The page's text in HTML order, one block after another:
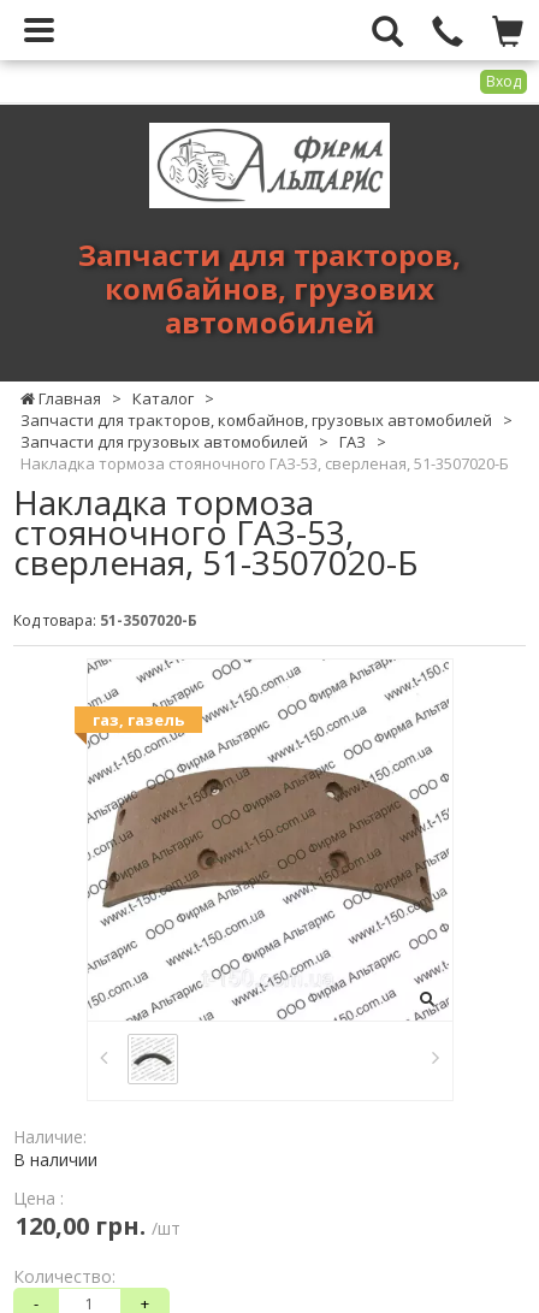
Вход
тракторов,
комбайнов,
Запчасти для тракторов,
комбайнов, грузових
автомобилей
Главная > Каталог >
Запчасти для тракторов, комбайнов, грузовых автомобилей
>
Запчасти для грузовых автомобилей
> ГАЗ
>
Накладка тормоза стояночного ГАЗ-53, сверленая, 51-3507020-Б
Накладка тормоза
стояночного ГАЗ-53,
сверленая, 51-3507020-Б
Код товара: 51-3507020-Б
газ, газель
Наличие:
В наличии
Цена :
120,00 грн. /шт
Количество:
- +